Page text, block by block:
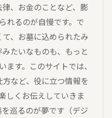
、お金のことなど、膨
れるのが自慢です。で
、お墓に込められたみ
たいなものも、もっと
ます。このサイトでは、
など、役に立つ情報を
しくお伝えしていきま
巡るのが夢です（デジ